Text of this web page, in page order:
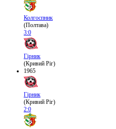
Колгоспник
(Полтава)
3:0
Гірник
(Кривий Ріг)
1965
Гірник
(Кривий Ріг)
2:0